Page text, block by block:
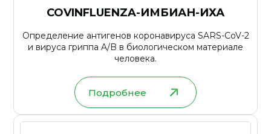
COVINFLUENZA-ИМБИАН-ИХА
Определение антигенов коронавируса SARS-CoV-2
и вируса гриппа A/B в биологическом материале
человека.
Подробнее